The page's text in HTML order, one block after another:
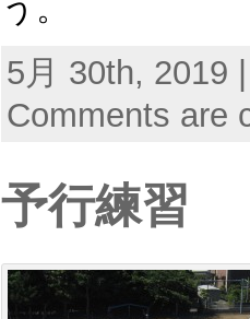
う。
5月 30th, 2019
Comments are
予行練習